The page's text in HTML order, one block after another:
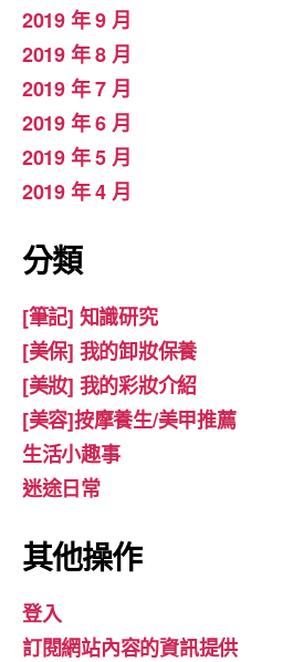
2019 年 9 月
2019 年 8 月
2019 年 7 月
2019 年 6 月
2019 年 5 月
2019 年 4 月
分類
[筆記] 知識研究
[美保] 我的卸妝保養
[美妝] 我的彩妝介紹
[美容]按摩養生/美甲推薦
生活小趣事
迷途日常
其他操作
登入
訂閱網站內容的資訊提供